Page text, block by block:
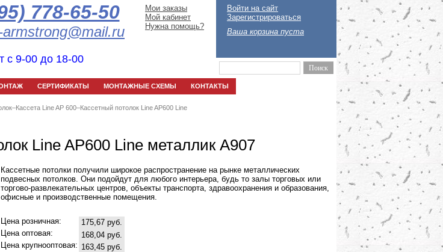
778-65-50
с 9-00 до 18-00
СЕРТИФИКАТЫ МОНТАЖНЫЕ СХЕМЫ КОНТАКТЫ
Мои заказы
Мой кабинет
Нужна помощь?
Войти на сайт
Зарегистрироваться
Ваша корзина пуста
–Кассета Line AP 600–Кассетный потолок Line AP600 Line
Line AP600 Line металлик А907
Кассетные потолки получили широкое распространение на рынке металлических
подвесных потолков. Они подойдут для любого интерьера, будь то залы торговых или
торгово-развлекательных центров, объекты транспорта, здравоохранения и образования,
офисные и производственные помещения.
Цена розничная:
175,67 руб.
Цена оптовая:
168,04 руб.
Цена крупнооптовая: 163,45 руб.